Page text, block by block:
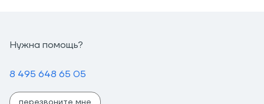
Нужна помощь?
8 495 648 65 05